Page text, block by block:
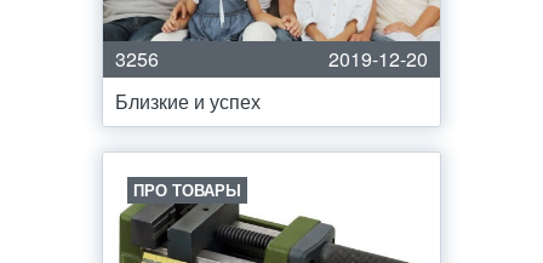
3256
2019-12-20
Близкие и успех
ПРО ТОВАРЫ